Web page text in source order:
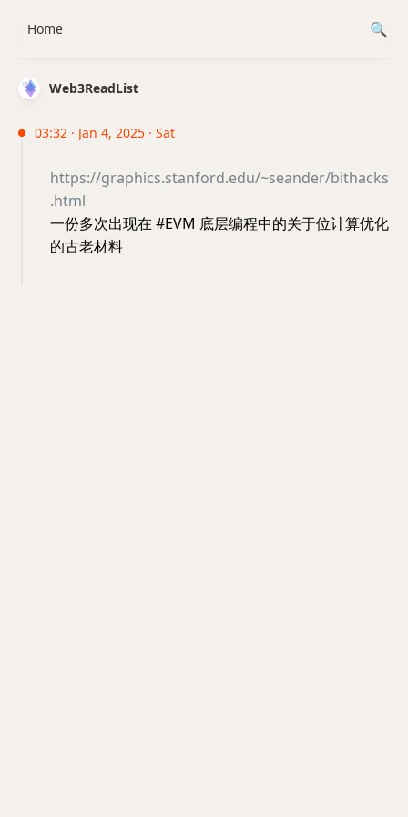
Web3ReadList
03:32 · Jan 4, 2025 · Sat
https://graphics.stanford.edu/~seander/bithacks
.html
一份多次出现在 #EVM 底层编程中的关于位计算优化
的古老材料
Home